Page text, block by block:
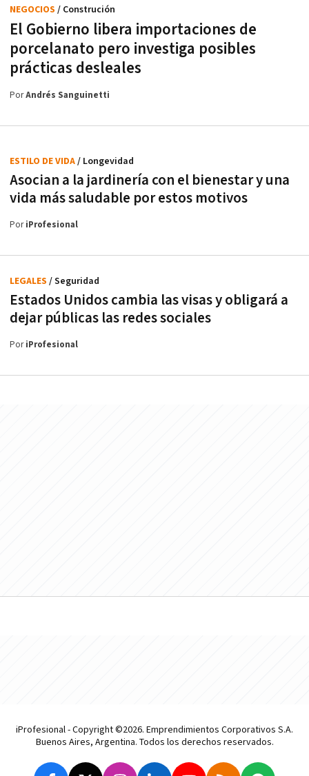
El Gobierno libera importaciones de
porcelanato pero investiga posibles
prácticas desleales
NEGOCIOS / Construción
PorAndrés Sanguinetti
Asocian a la jardinería con el bienestar y una
vida más saludable por estos motivos
ESTILO DE VIDA/ Longevidad
PoriProfesional
Estados Unidos cambia las visas y obligará a
dejar públicas las redes sociales
LEGALES / Seguridad
PoriProfesional
iProfesional - Copyright ©2026. Emprendimientos Corporativos S.A.
Buenos Aires, Argentina. Todos los derechos reservados.